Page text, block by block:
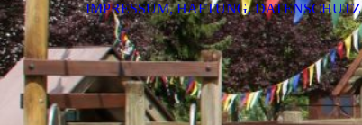
IMPRESSUM, HAFTUNG, DATENSCHUTZ